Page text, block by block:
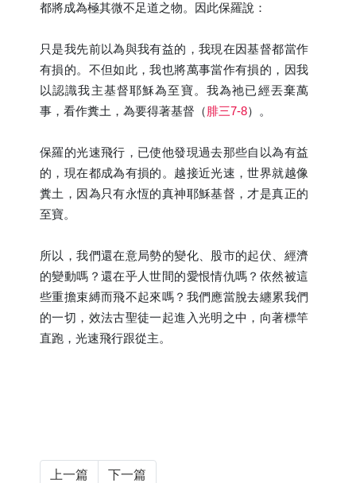
都將成為極其微不足道之物。因此保羅說：
只是我先前以為與我有益的，我現在因基督都當作
有損的。不但如此，我也將萬事當作有損的，因我
以認識我主基督耶穌為至寶。我為祂已經丟棄萬
事，看作糞土，為要得著基督（腓三7-8）。
保羅的光速飛行，已使他發現過去那些自以為有益
的，現在都成為有損的。越接近光速，世界就越像
糞土，因為只有永恆的真神耶穌基督，才是真正的
至寶。
所以，我們還在意局勢的變化、股市的起伏、經濟
的變動嗎？還在乎人世間的愛恨情仇嗎？依然被這
些重擔束縛而飛不起來嗎？我們應當脫去纏累我們
的一切，效法古聖徒一起進入光明之中，向著標竿
直跑，光速飛行跟從主。
上一篇 下一篇